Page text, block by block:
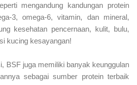
mengandung kandungan protein
3, omega-6, vitamin, dan mineral,
kesehatan pencernaan, kulit, bulu,
kucing kesayangan!
BSF juga memiliki banyak keunggulan
sebagai sumber protein terbaik